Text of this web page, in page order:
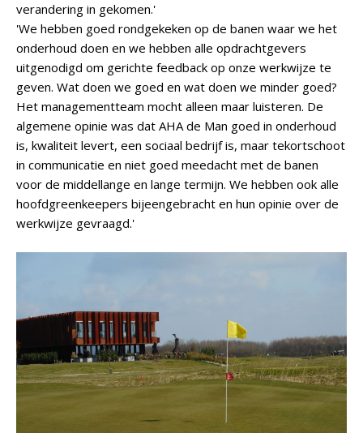
verandering in gekomen.'
'We hebben goed rondgekeken op de banen waar we het
onderhoud doen en we hebben alle opdrachtgevers
uitgenodigd om gerichte feedback op onze werkwijze te
geven. Wat doen we goed en wat doen we minder goed?
Het managementteam mocht alleen maar luisteren. De
algemene opinie was dat AHA de Man goed in onderhoud
is, kwaliteit levert, een sociaal bedrijf is, maar tekortschoot
in communicatie en niet goed meedacht met de banen
voor de middellange en lange termijn. We hebben ook alle
hoofdgreenkeepers bijeengebracht en hun opinie over de
werkwijze gevraagd.'